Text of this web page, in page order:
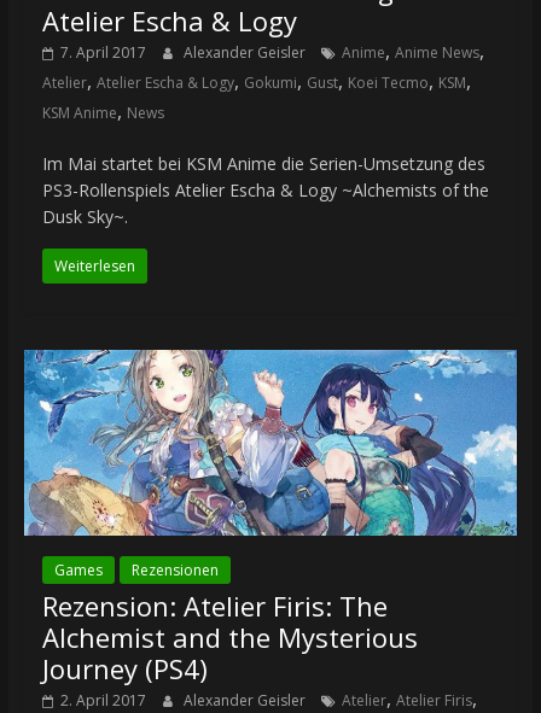
Atelier Escha & Logy
7. April 2017 Alexander Geisler Anime, Anime News,
Atelier, Atelier Escha & Logy, Gokumi, Gust, Koei Tecmo, KSM,
KSM Anime, News
Im Mai startet bei KSM Anime die Serien-Umsetzung des
PS3-Rollenspiels Atelier Escha & Logy ~Alchemists of the
Dusk Sky~.
Weiterlesen
Games Rezensionen
Rezension: Atelier Firis: The
Alchemist and the Mysterious
Journey (PS4)
2. April 2017 Alexander Geisler Atelier, Atelier Firis,